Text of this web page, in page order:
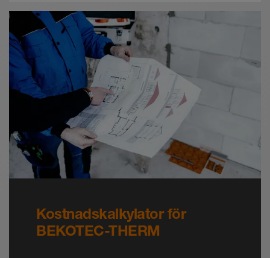
Kostnadskalkylator för
BEKOTEC-THERM